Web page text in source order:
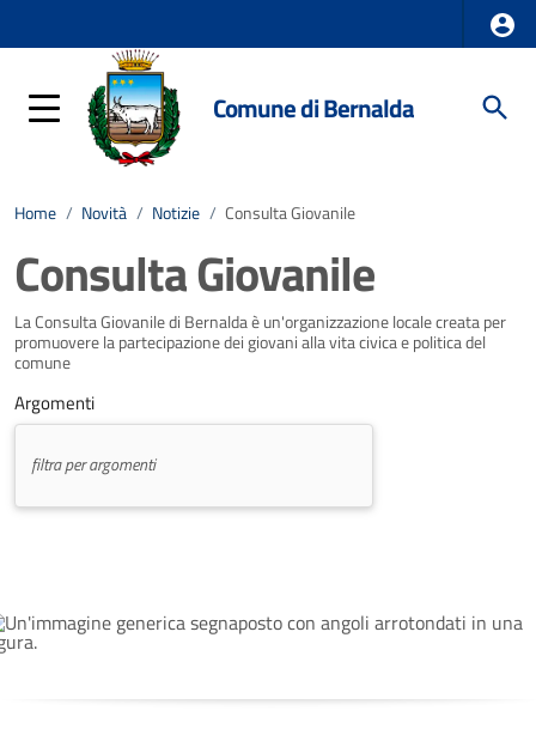
Comune di Bernalda
Home / Novità / Notizie / Consulta Giovanile
Consulta Giovanile
La Consulta Giovanile di Bernalda è un'organizzazione locale creata per
promuovere la partecipazione dei giovani alla vita civica e politica del
comune
Argomenti